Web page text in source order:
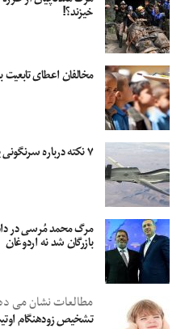
خیزند؟!
مخالفان اعطای تابعیت
۷ نکته درباره سرنگونی پهپاد آمریکایی
مرگ محمد مُرسی در
بازرگان شد نه اردوغان
مطالعات نشان می
تشخیص زودهنگام